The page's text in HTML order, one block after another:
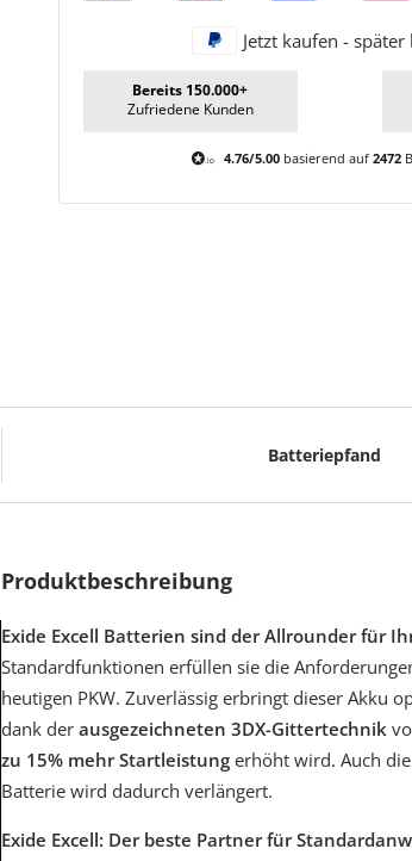
Jetzt kaufen - später
Bereits 150.000+
Zufriedene Kunden
4.76/5.00basierend auf 2472
Batteriepfand
Produktbeschreibung
Exide Excell Batterien sind der Allrounder für
Standardfunktionen erfüllen sie die
heutigen PKW. Zuverlässig erbringt dieser Akku
dank der ausgezeichneten 3DX-Gittertechnik
zu 15% mehr Startleistung erhöht wird. Auch
Batterie wird dadurch verlängert.
Exide Excell: Der beste Partner für